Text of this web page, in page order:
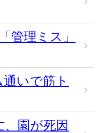
管理ミス」
いで筋ト
園が死因